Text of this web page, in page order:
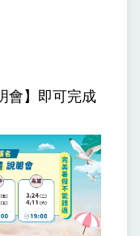
會】即可完成